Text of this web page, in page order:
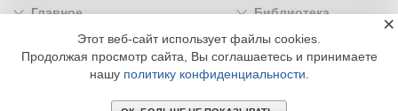
Главное
Библиотека
Подписка
Реклама
Информация
© 2002 - 2026 OOO Издательский дом «МЕДИА ТЕХНОЛОДЖИ» +7 (495) 665-00-
Этот веб-сайт использует файлы cookies.
Продолжая просмотр сайта, Вы соглашаетесь и принимаете
нашу политику конфиденциальности
×